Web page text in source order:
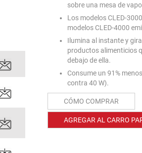
sobre una mesa de
Los modelos CLED-
modelos CLED-4000
Ilumina al instante y
productos alimenticios
debajo de ella.
Consume un 91%
contra 40 W).
CÓMO COMPRAR
AGREGAR AL CARRO